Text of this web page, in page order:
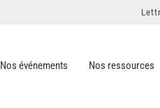
Nos événements Nos ressources